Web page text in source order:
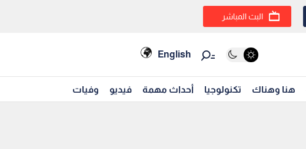
البث المباشر
English
هنا وهناك تكنولوجيا أحداث مهمة فيديو وفيات